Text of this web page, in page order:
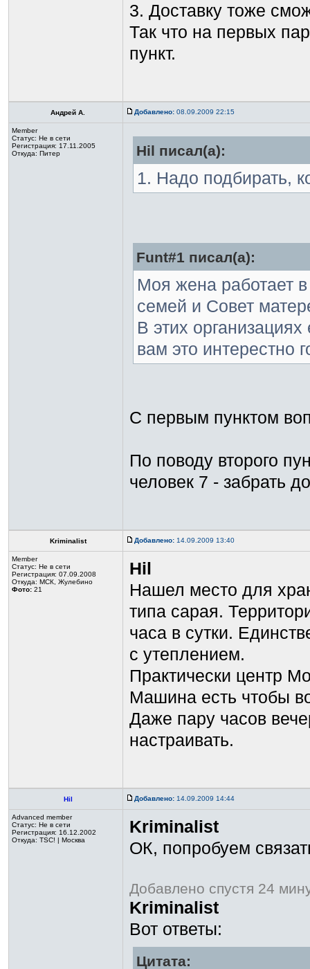
3. Доставку тоже
Так что на первых
пункт.
Андрей А. Добавлено: 08.09.2009 22:15
Member
Статус: Не в сети
Регистрация: 17.11.2005
Откуда: Питер
Hil писал(а):
1. Надо подбирать,
Funt#1 писал(а):
Моя жена работает
семей и Совет
В этих
вам это интерестно
С первым пунктом
По поводу второго
человек 7 - забрать
Kriminalist Добавлено: 14.09.2009 13:40
Member
Статус: Не в сети
Регистрация: 07.09.2008
Откуда: МСК, Жулебино
Фото: 21
Hil
Нашел место для
типа сарая.
часа в сутки.
с утеплением.
Практически центр
Машина есть чтобы
Даже пару часов
настраивать.
Hil Добавлено: 14.09.2009 14:44
Advanced member
Статус: Не в сети
Регистрация: 16.12.2002
Откуда: TSC! | Москва
Kriminalist
ОК, попробуем
Добавлено спустя 24
Kriminalist
Вот ответы:
Цитата: